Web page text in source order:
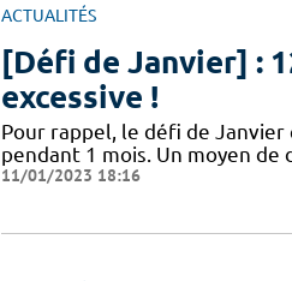
ACTUALITÉS
[Défi de Janvier] :
excessive !
Pour rappel, le défi de Janvier
pendant 1 mois. Un moyen
11/01/2023 18:16